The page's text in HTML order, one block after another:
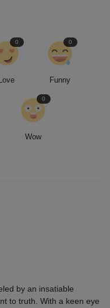
Love
0
Funny
0
Wow
0
by an insatiable
to truth. With a keen eye